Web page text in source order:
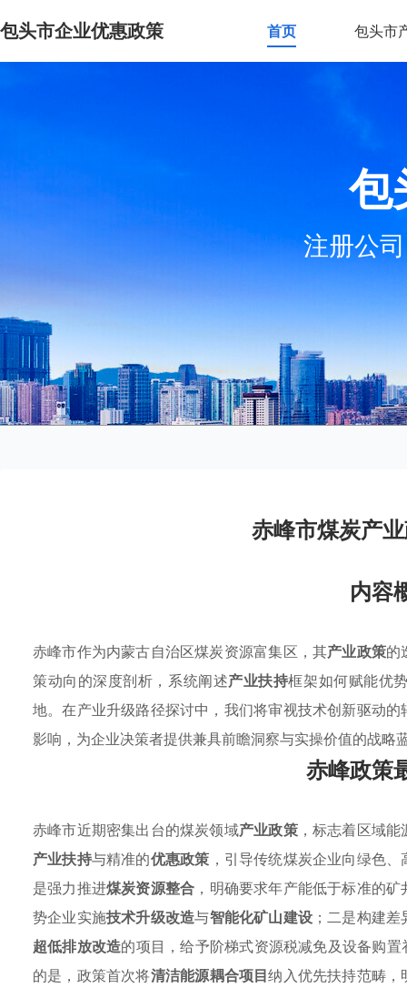
包头市企业优惠政策 首页 包头市
包
注册公
赤峰市煤炭产
内容
赤峰市作为内蒙古自治区煤炭资源富集区，其产业政策的
策动向的深度剖析，系统阐述产业扶持框架如何赋能优
地。在产业升级路径探讨中，我们将审视技术创新驱动
影响，为企业决策者提供兼具前瞻洞察与实操价值的战略
赤峰政策
赤峰市近期密集出台的煤炭领域产业政策，标志着区域能
产业扶持与精准的优惠政策 ，引导传统煤炭企业向绿色
是强力推进煤炭资源整合 ，明确要求年产能低于标准的
势企业实施技术升级改造与智能化矿山建设；二是构建差
超低排放改造的项目，给予阶梯式资源税减免及设备购
的是，政策首次将清洁能源耦合项目纳入优先扶持范畴